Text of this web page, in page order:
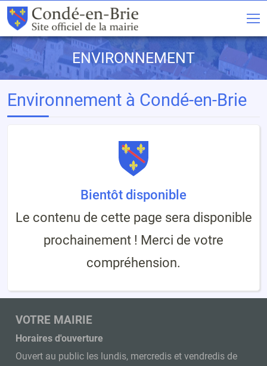
ENVIRONNEMENT
Environnement à Condé-en-Brie
Bientôt disponible
Le contenu de cette page sera disponible
prochainement ! Merci de votre
compréhension.
VOTRE MAIRIE
Horaires d'ouverture
Ouvert au public les lundis, mercredis et vendredis de